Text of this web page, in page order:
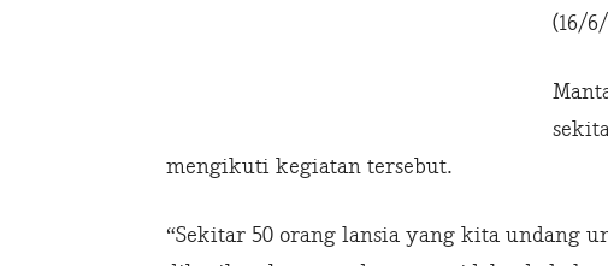
(16/
mengikuti kegiatan tersebut.
“Sekitar 50 orang lansia yang kita undang